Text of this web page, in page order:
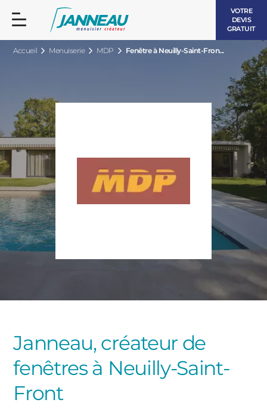
VOTRE
DEVIS
GRATUIT
Accueil Menuiserie MDP Fenêtre à Neuilly-Saint-Fron...
Janneau, créateur de
fenêtres à Neuilly-Saint-
Front
FENÊTRES ET PORTES-FENÊTRES
BOIS
BAIES VITRÉES
PORTES D’ENTRÉELES INTEMPORELLES
VOLETS ROULANTS
PERGOLAS
CLÔTURES